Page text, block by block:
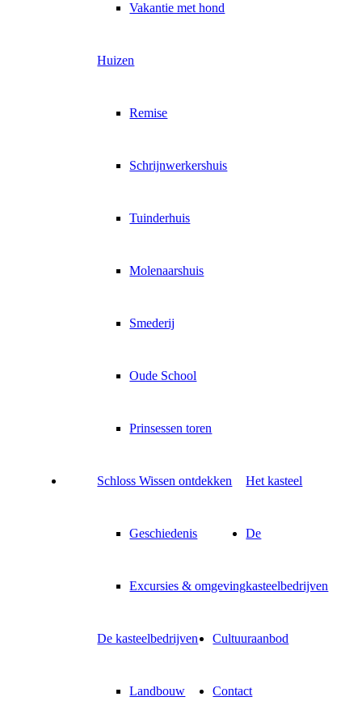
Vakantie met hond
Huizen
Remise
Schrijnwerkershuis
Tuinderhuis
Molenaarshuis
Smederij
Oude School
Prinsessen toren
Het kasteel
Schloss Wissen ontdekken
Geschiedenis
Excursies & omgeving
De
kasteelbedrijven
De kasteelbedrijven
Landbouw
Cultuuraanbod
Contact